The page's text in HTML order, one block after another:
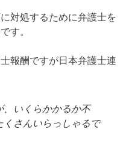
対処するために弁護士を
す。
報酬ですが日本弁護士連
、いくらかかるか不
くさんいらっしゃるで